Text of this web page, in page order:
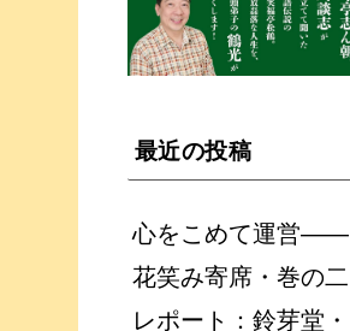
最近の投稿
心をこめて運営――
花笑み寄席・巻の二
レポート：鈴芽堂・